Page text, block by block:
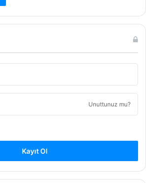
Unuttunuz mu?
Kayıt Ol